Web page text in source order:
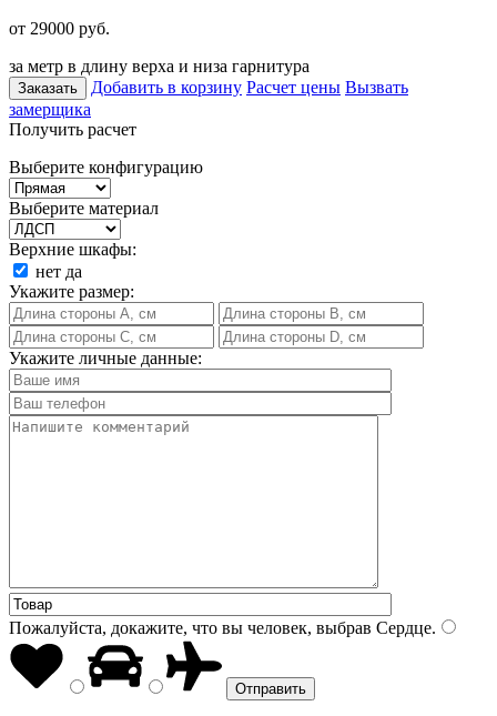
от 29000 руб.
за метр в длину верха и низа гарнитура
Заказать Добавить в корзину Расчет цены Вызвать
замерщика
Получить расчет
Выберите конфигурацию
Выберите материал
Верхние шкафы:
нет да
Укажите размер:
Укажите личные данные:
Пожалуйста, докажите, что вы человек, выбрав Сердце.